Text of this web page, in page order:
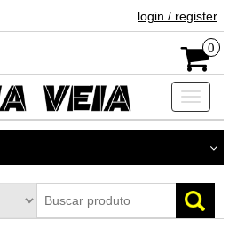
login / register
0
Toggle